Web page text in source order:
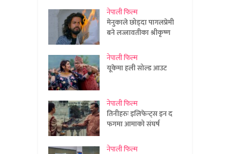
नेपाली फिल्म
मेनुकाले छोड्दा पागलप्रेमी
बने लज्जावतीका श्रीकृष्ण
नेपाली फिल्म
यूकेमा हली सोल्ड आउट
नेपाली फिल्म
तिनीहरुः इलिफेन्ट्स इन द
फगमा आमाको संघर्ष
नेपाली फिल्म